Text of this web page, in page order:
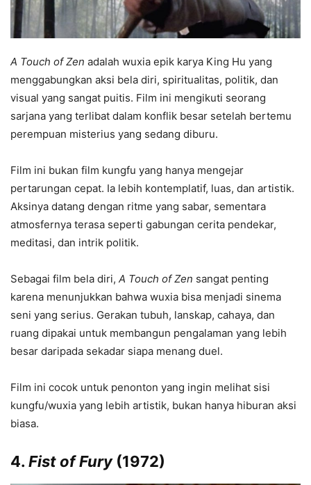
A Touch of Zen adalah wuxia epik karya King Hu yang
menggabungkan aksi bela diri, spiritualitas, politik, dan
visual yang sangat puitis. Film ini mengikuti seorang
sarjana yang terlibat dalam konflik besar setelah bertemu
perempuan misterius yang sedang diburu.
Film ini bukan film kungfu yang hanya mengejar
pertarungan cepat. Ia lebih kontemplatif, luas, dan artistik.
Aksinya datang dengan ritme yang sabar, sementara
atmosfernya terasa seperti gabungan cerita pendekar,
meditasi, dan intrik politik.
Sebagai film bela diri, A Touch of Zen sangat penting
karena menunjukkan bahwa wuxia bisa menjadi sinema
seni yang serius. Gerakan tubuh, lanskap, cahaya, dan
ruang dipakai untuk membangun pengalaman yang lebih
besar daripada sekadar siapa menang duel.
Film ini cocok untuk penonton yang ingin melihat sisi
kungfu/wuxia yang lebih artistik, bukan hanya hiburan aksi
biasa.
4. Fist of Fury(1972)